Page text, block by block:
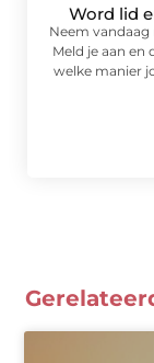
Word lid
Neem
Meld je aan en
welke manier